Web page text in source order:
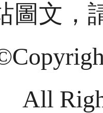
圖文，
All